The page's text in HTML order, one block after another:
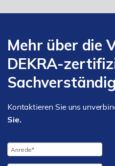
Mehr über die
DEKRA-
Kontaktieren Sie uns
Sie.